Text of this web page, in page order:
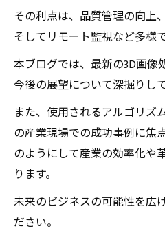
その利点は、品質管理の向上
そしてリモート監視など多様で
本ブログでは、最新の3D画像
今後の展望について深掘りし
また、使用されるアルゴリズ
の産業現場での成功事例に焦
のようにして産業の効率化や
ります。
未来のビジネスの可能性を広
ださい。